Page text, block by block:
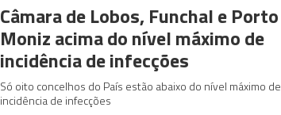
Câmara de Lobos, Funchal e Porto
Moniz acima do nível máximo de
incidência de infecções
Só oito concelhos do País estão abaixo do nível máximo de
incidência de infecções